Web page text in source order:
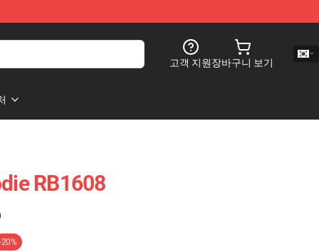
고객 지원장바구니 보기
RB1608
-20%